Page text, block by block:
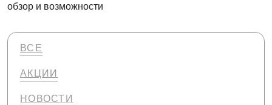
обзор и возможности
ВСЕ
АКЦИИ
НОВОСТИ